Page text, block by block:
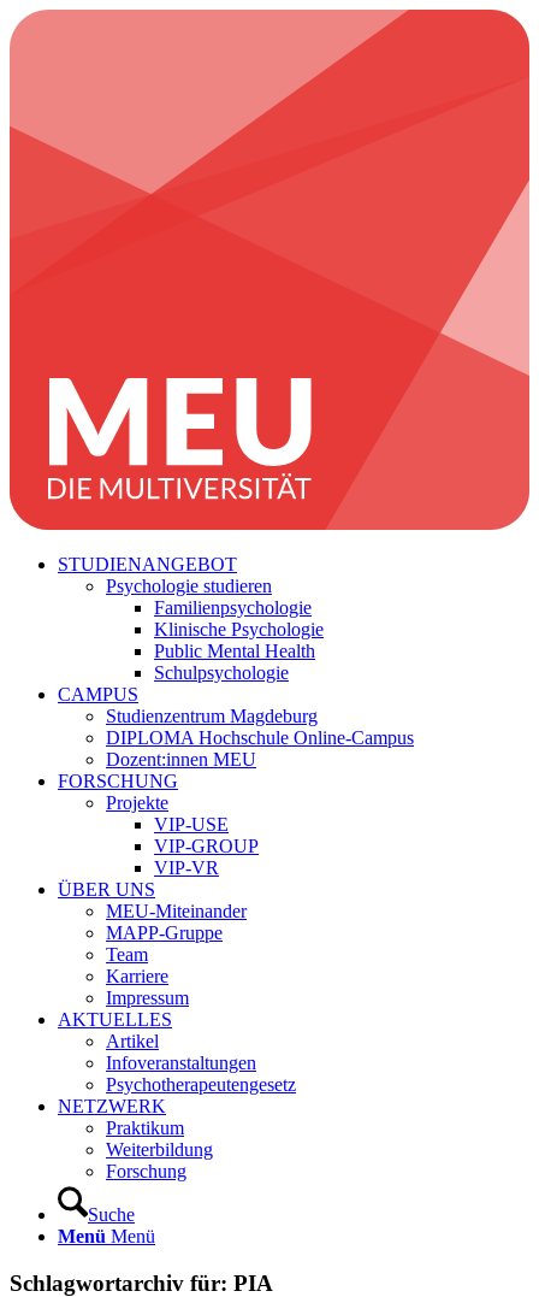
STUDIENANGEBOT
Psychologie studieren
Familienpsychologie
Klinische Psychologie
Public Mental Health
Schulpsychologie
CAMPUS
Studienzentrum Magdeburg
DIPLOMA Hochschule Online-Campus
Dozent:innen MEU
FORSCHUNG
Projekte
VIP-USE
VIP-GROUP
VIP-VR
ÜBER UNS
MEU-Miteinander
MAPP-Gruppe
Team
Karriere
Impressum
AKTUELLES
Artikel
Infoveranstaltungen
Psychotherapeutengesetz
NETZWERK
Praktikum
Weiterbildung
Forschung
Suche
Menü Menü
Schlagwortarchiv für: PIA